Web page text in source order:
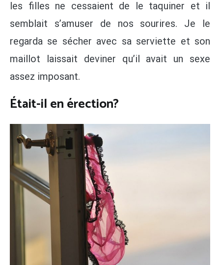
les filles ne cessaient de le taquiner et il
semblait s’amuser de nos sourires. Je le
regarda se sécher avec sa serviette et son
maillot laissait deviner qu’il avait un sexe
assez imposant.
Était-il en érection?